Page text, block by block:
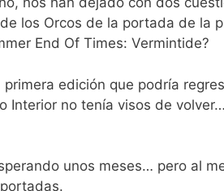
los Orcos de la portada de la
End Of Times: Vermintide?
primera edición que podría
Interior no tenía visos de
unos meses… pero al